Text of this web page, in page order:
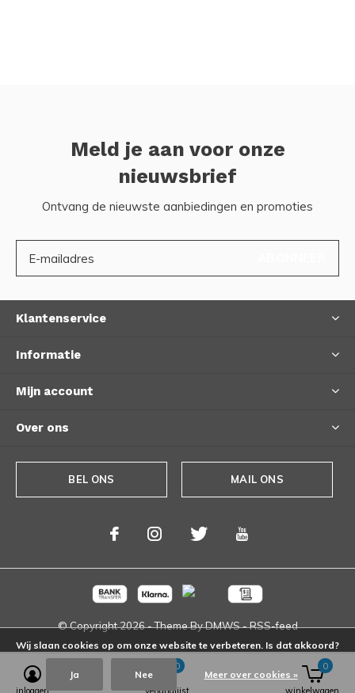
Meld je aan voor onze
nieuwsbrief
Ontvang de nieuwste aanbiedingen en promoties
Klantenservice
Informatie
Mijn account
Over ons
BEL ONS MAIL ONS
© Copyright2026- Theme ByDMWS-RSS-feed
inloggen verlanglijst
0
winkelwagen
0
Wij slaan cookies op om onze website te verbeteren. Is dat akkoord?
Ja Nee Meer over cookies »